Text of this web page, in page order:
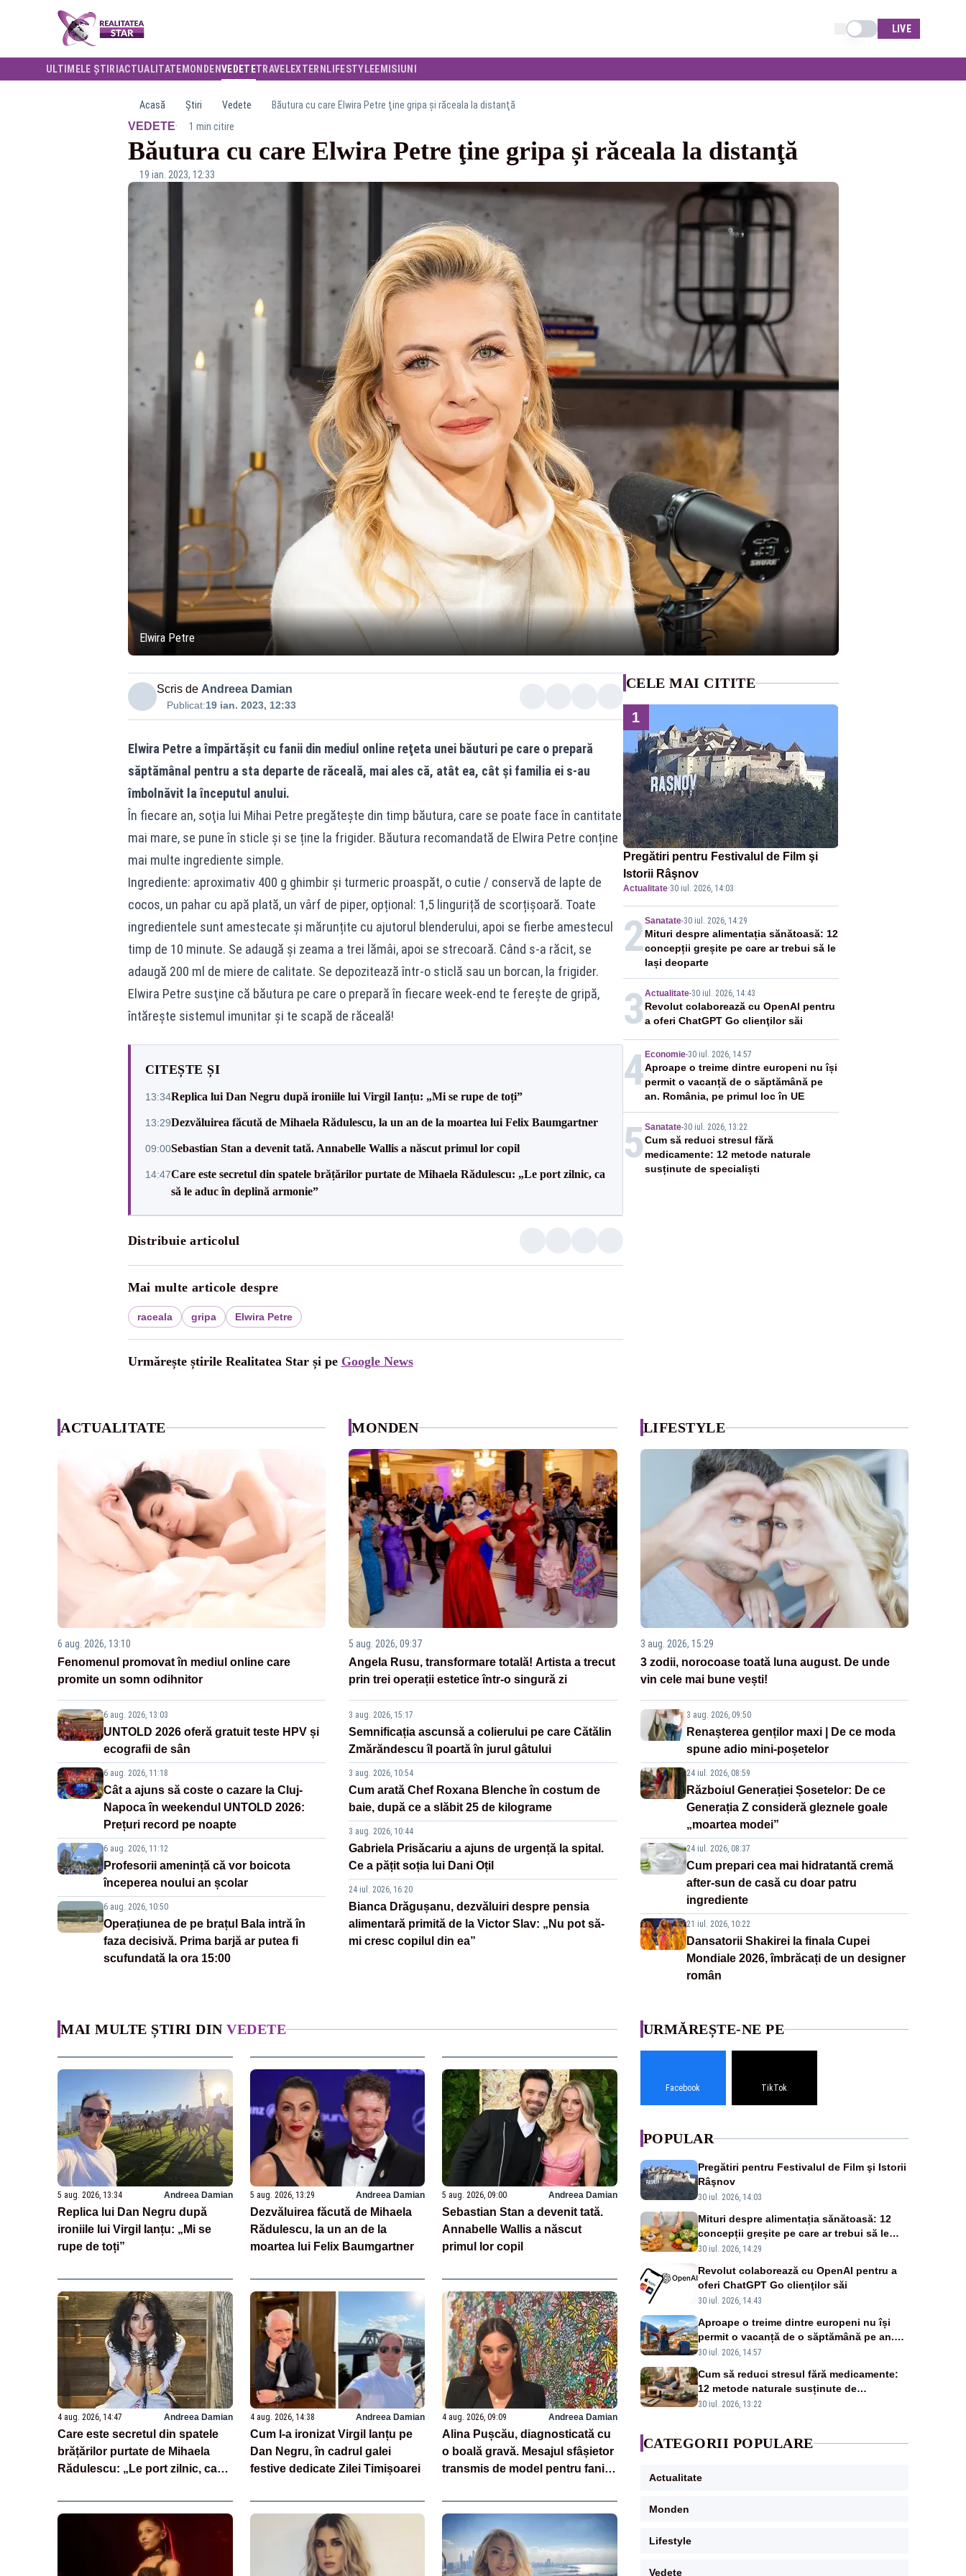
Schimba tema
LIVE
ULTIMELE ȘTIRI ACTUALITATE MONDENVEDETETRAVELEXTERN LIFESTYLEEMISIUNI
Acasă Știri Vedete Băutura cu care Elwira Petre ţine gripa și răceala la distanţă
VEDETE· 1 min citire
Băutura cu care Elwira Petre ţine gripa și răceala la distanţă
19 ian. 2023, 12:33
Elwira Petre
Scris de Andreea Damian
Publicat:19 ian. 2023, 12:33
Elwira Petre a împărtășit cu fanii din mediul online reţeta unei băuturi pe care o prepară
săptămânal pentru a sta departe de răceală, mai ales că, atât ea, cât și familia ei s-au
îmbolnăvit la începutul anului.
În fiecare an, soţia lui Mihai Petre pregătește din timp băutura, care se poate face în cantitate
mai mare, se pune în sticle și se ține la frigider. Băutura recomandată de Elwira Petre conține
mai multe ingrediente simple.
Ingrediente: aproximativ 400 g ghimbir și turmeric proaspăt, o cutie / conservă de lapte de
cocos, un pahar cu apă plată, un vârf de piper, opțional: 1,5 linguriță de scorțișoară. Toate
ingredientele sunt amestecate și mărunțite cu ajutorul blenderului, apoi se fierbe amestecul
timp de 10 minute. Se adaugă și zeama a trei lămâi, apoi se strecoară. Când s-a răcit, se
adaugă 200 ml de miere de calitate. Se depozitează într-o sticlă sau un borcan, la frigider.
Elwira Petre susţine că băutura pe care o prepară în fiecare week-end te fereşte de gripă,
întăreşte sistemul imunitar şi te scapă de răceală!
CITEȘTE ȘI
13:34Replica lui Dan Negru după ironiile lui Virgil Ianțu: „Mi se rupe de toți”
13:29Dezvăluirea făcută de Mihaela Rădulescu, la un an de la moartea lui Felix Baumgartner
09:00Sebastian Stan a devenit tată. Annabelle Wallis a născut primul lor copil
14:47Care este secretul din spatele brățărilor purtate de Mihaela Rădulescu: „Le port zilnic, ca
să le aduc în deplină armonie”
Distribuie articolul
Mai multe articole despre
raceala gripa Elwira Petre
Urmărește știrile Realitatea Star și pe Google News
CELE MAI CITITE
1
Pregătiri pentru Festivalul de Film şi
Istorii Râşnov
Actualitate·30 iul. 2026, 14:03
2Sanatate-30 iul. 2026, 14:29
Mituri despre alimentația sănătoasă: 12
concepții greșite pe care ar trebui să le
lași deoparte
3 Actualitate-30 iul. 2026, 14:43
Revolut colaborează cu OpenAI pentru
a oferi ChatGPT Go clienţilor săi
4 Economie-30 iul. 2026, 14:57
Aproape o treime dintre europeni nu își
permit o vacanță de o săptămână pe
an. România, pe primul loc în UE
5 Sanatate-30 iul. 2026, 13:22
Cum să reduci stresul fără
medicamente: 12 metode naturale
susținute de specialiști
ACTUALITATE
6 aug. 2026, 13:10
Fenomenul promovat în mediul online care
promite un somn odihnitor
6 aug. 2026, 13:03
UNTOLD 2026 oferă gratuit teste HPV și
ecografii de sân
6 aug. 2026, 11:18
Cât a ajuns să coste o cazare la Cluj-
Napoca în weekendul UNTOLD 2026:
Prețuri record pe noapte
6 aug. 2026, 11:12
Profesorii amenință că vor boicota
începerea noului an școlar
6 aug. 2026, 10:50
Operațiunea de pe brațul Bala intră în
faza decisivă. Prima barjă ar putea fi
scufundată la ora 15:00
MONDEN
5 aug. 2026, 09:37
Angela Rusu, transformare totală! Artista a trecut
prin trei operații estetice într-o singură zi
3 aug. 2026, 15:17
Semnificația ascunsă a colierului pe care Cătălin
Zmărăndescu îl poartă în jurul gâtului
3 aug. 2026, 10:54
Cum arată Chef Roxana Blenche în costum de
baie, după ce a slăbit 25 de kilograme
3 aug. 2026, 10:44
Gabriela Prisăcariu a ajuns de urgență la spital.
Ce a pățit soția lui Dani Oțil
24 iul. 2026, 16:20
Bianca Drăgușanu, dezvăluiri despre pensia
alimentară primită de la Victor Slav: „Nu pot să-
mi cresc copilul din ea”
LIFESTYLE
3 aug. 2026, 15:29
3 zodii, norocoase toată luna august. De unde
vin cele mai bune vești!
3 aug. 2026, 09:50
Renașterea genților maxi | De ce moda
spune adio mini-poșetelor
24 iul. 2026, 08:59
Războiul Generației Șosetelor: De ce
Generația Z consideră gleznele goale
„moartea modei”
24 iul. 2026, 08:37
Cum prepari cea mai hidratantă cremă
after-sun de casă cu doar patru
ingrediente
21 iul. 2026, 10:22
Dansatorii Shakirei la finala Cupei
Mondiale 2026, îmbrăcați de un designer
român
MAI MULTE ȘTIRI DIN VEDETE
5 aug. 2026, 13:34 Andreea Damian
Replica lui Dan Negru după
ironiile lui Virgil Ianțu: „Mi se
rupe de toți”
5 aug. 2026, 13:29 Andreea Damian
Dezvăluirea făcută de Mihaela
Rădulescu, la un an de la
moartea lui Felix Baumgartner
5 aug. 2026, 09:00 Andreea Damian
Sebastian Stan a devenit tată.
Annabelle Wallis a născut
primul lor copil
4 aug. 2026, 14:47 Andreea Damian
Care este secretul din spatele
brățărilor purtate de Mihaela
Rădulescu: „Le port zilnic, ca
4 aug. 2026, 14:38 Andreea Damian
Cum l-a ironizat Virgil Ianțu pe
Dan Negru, în cadrul galei
festive dedicate Zilei Timișoarei
4 aug. 2026, 09:09 Andreea Damian
Alina Pușcău, diagnosticată cu
o boală gravă. Mesajul sfâșietor
transmis de model pentru fanii
URMĂREȘTE-NE PE
Facebook TikTok
POPULAR
Pregătiri pentru Festivalul de Film şi Istorii
Râşnov
30 iul. 2026, 14:03
Mituri despre alimentația sănătoasă: 12
concepții greșite pe care ar trebui să le
lași deoparte
30 iul. 2026, 14:29
Revolut colaborează cu OpenAI pentru a
oferi ChatGPT Go clienţilor săi
30 iul. 2026, 14:43
Aproape o treime dintre europeni nu își
permit o vacanță de o săptămână pe an.
România, pe primul loc în UE
30 iul. 2026, 14:57
Cum să reduci stresul fără medicamente:
12 metode naturale susținute de
specialiști
30 iul. 2026, 13:22
CATEGORII POPULARE
Actualitate
Monden
Lifestyle
Vedete